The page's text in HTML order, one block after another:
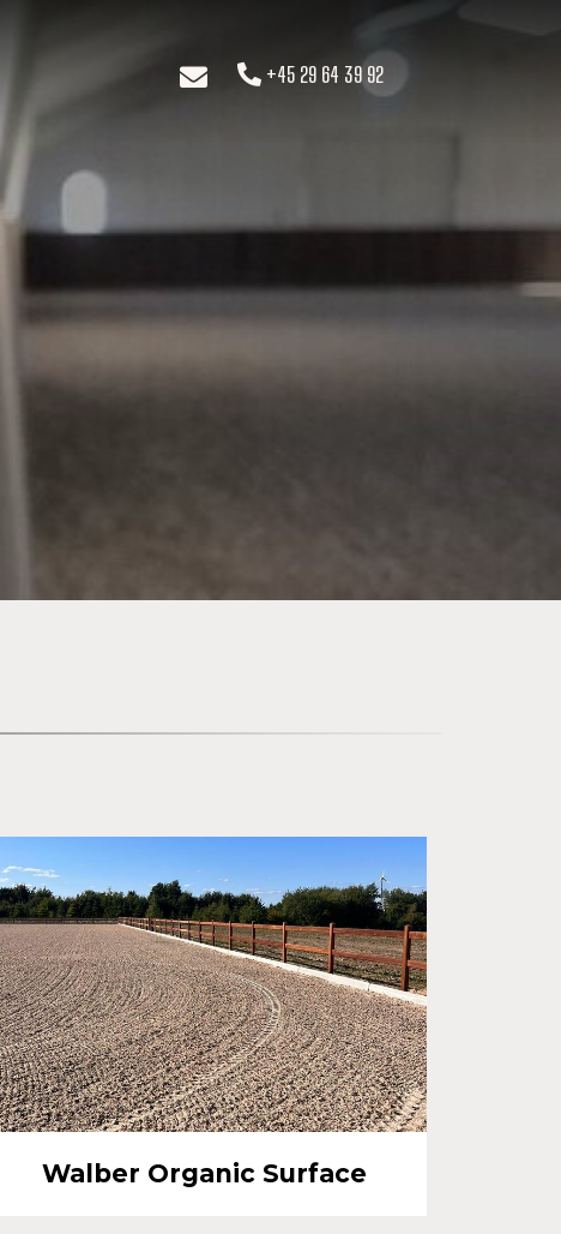
+45 29 64 39 92
Walber Organic Surface